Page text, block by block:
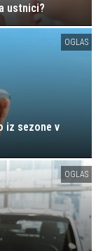
ustnici?
OGLAS
iz sezone v
OGLAS